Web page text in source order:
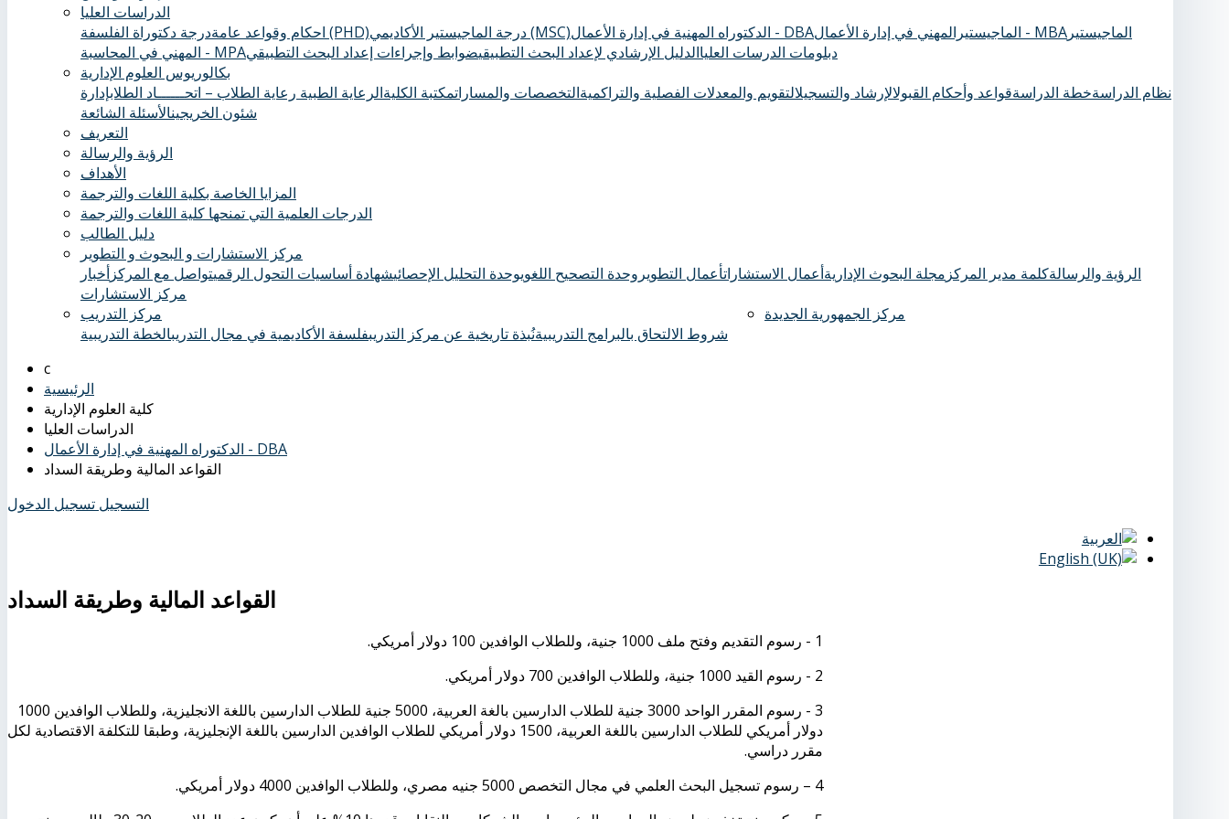
الدراسات العليا
احكام وقواعد عامة درجة دكتوراة الفلسفة (PHD) درجة الماجيستير الأكاديمي (MSC) الدكتوراه المهنية في إدارة الأعمال - DBA الماجيستيرالمهني في إدارة الأعمال - MBA الماجيستير
المهني في المحاسبة - MPA
دبلومات الدرسات العلياالدليل الإرشادي لإعداد البحث التطبيقيضوابط وإجراءات إعداد البحث التطبيقي
بكالوريوس العلوم الإدارية
نظام الدراسةخطة الدراسةقواعد وأحكام القبولالإرشاد والتسجيلالتقويم والمعدلات الفصلية والتراكميةالتخصصات والمساراتمكتبة الكليةالرعاية الطبية ‏ رعاية الطلاب – اتحــــــاد الطلابإدارة
شئون الخريجينالأسئلة الشائعة
التعريف
الرؤية والرسالة
الأهداف
المزايا الخاصة بكلية اللغات والترجمة
الدرجات العلمية التي تمنحها كلية اللغات والترجمة
دليل الطالب
مركز الاستشارات و البحوث و التطوير
الرؤية والرسالةكلمة مدير المركز مجلة البحوث الإداريةأعمال الاستشاراتأعمال التطوير وحدة التصحيح اللغويوحدة التحليل الإحصائيشهادة أساسيات التحول الرقميتواصل مع المركزأخبار
مركز الاستشارات
مركز التدريب
شروط الالتحاق بالبرامج التدريبيةنُبذة تاريخية عن مركز التدريبفلسفة الأكاديمية في مجال التدريبالخطة التدريبية
مركز الجمهورية الجديدة
الرئيسية
الدكتوراه المهنية في إدارة الأعمال - DBA
القواعد المالية وطريقة السداد
التسجيل تسجيل الدخول
القواعد المالية وطريقة السداد
1 - رسوم التقديم وفتح ملف 1000 جنية، وللطلاب الوافدين 100 دولار أمريكي.
2 - رسوم القيد 1000 جنية، وللطلاب الوافدين 700 دولار أمريكي.
3 - رسوم المقرر الواحد 3000 جنية للطلاب الدارسين بالغة العربية، 5000 جنية للطلاب الدارسين باللغة الانجليزية، وللطلاب الوافدين 1000
دولار أمريكي للطلاب الدارسين باللغة العربية، 1500 دولار أمريكي للطلاب الوافدين الدارسين باللغة الإنجليزية، وطبقا للتكلفة الاقتصادية لكل
مقرر دراسي.
4 – رسوم تسجيل البحث العلمي في مجال التخصص 5000 جنيه مصري، وللطلاب الوافدين 4000 دولار أمريكي.